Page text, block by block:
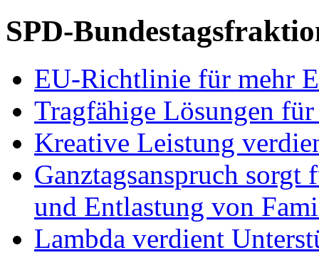
SPD-
EU-Richtlinie für mehr
Tragfähige Lösungen
Kreative Leistung
Ganztagsanspruch
und Entlastung von
Lambda verdient